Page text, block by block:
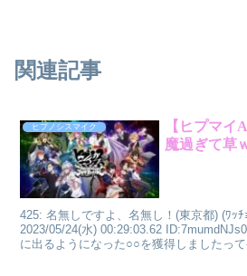
関連記事
ヒプノシスマイク
【ヒプマイ
魔過ぎて草
425: 名無しですよ、名無し！(東京都) (ﾜｯﾁ
2023/05/24(水) 00:29:03.62
に出るようになった○○を獲得しましたって